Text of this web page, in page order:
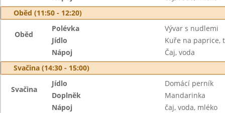
Oběd (11:50 - 12:20)
Oběd
Polévka
Vývar s nudlemi
Jídlo
Kuře na paprice,
Nápoj
Čaj, voda
Svačina (14:30 - 15:00)
Svačina
Jídlo
Domácí perník
Doplněk
Mandarinka
Nápoj
čaj, voda, mléko